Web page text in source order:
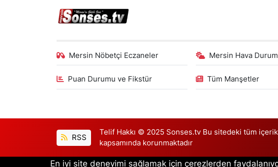
Mersin Nöbetçi Eczaneler Mersin Hava
Puan Durumu ve Fikstür Tüm Manşetler
RSS
Telif Hakkı © 2025 Sonses.tv Bu sitedeki tüm
kapsamında korunmaktadır
En iyi site deneyimi sağlamak için çerezlerden